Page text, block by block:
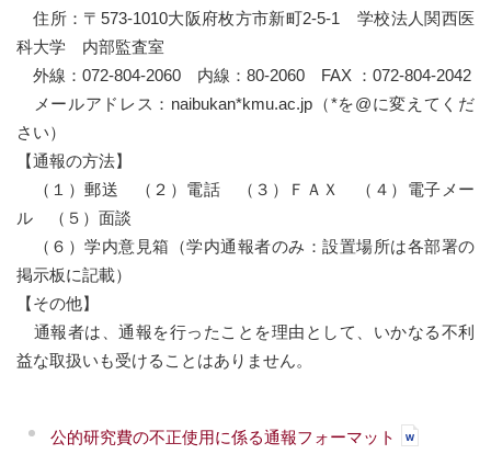
住所：〒573-1010大阪府枚方市新町2-5-1 学校法人関西医
科大学 内部監査室
外線：072-804-2060 内線：80-2060 FAX ：072-804-2042
メールアドレス：naibukan*kmu.ac.jp（*を@に変えてくだ
さい）
【通報の方法】
（１）郵送 （２）電話 （３）ＦＡＸ （４）電子メー
ル （５）面談
（６）学内意見箱（学内通報者のみ：設置場所は各部署の
掲示板に記載）
【その他】
通報者は、通報を行ったことを理由として、いかなる不利
益な取扱いも受けることはありません。
公的研究費の不正使用に係る通報フォーマット